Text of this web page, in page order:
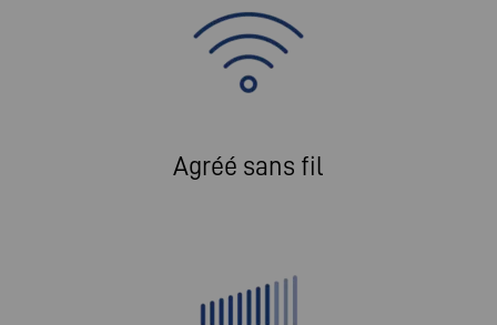
Agréé sans fil